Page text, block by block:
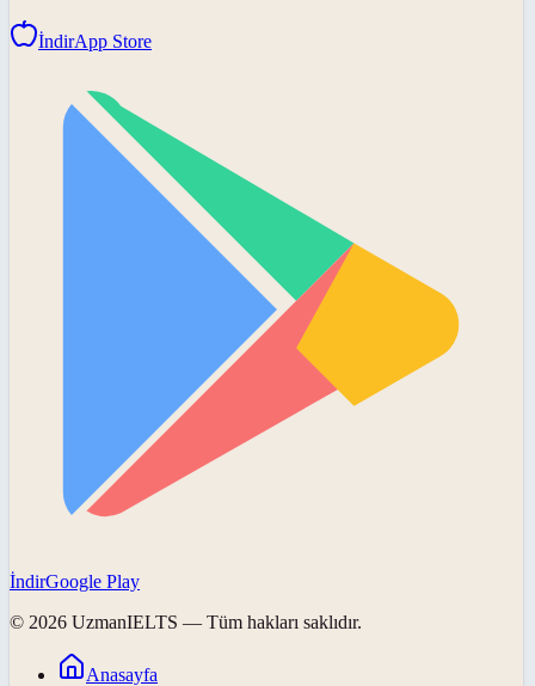
İndirApp Store
İndirGoogle Play
© 2026 UzmanIELTS — Tüm hakları saklıdır.
Anasayfa